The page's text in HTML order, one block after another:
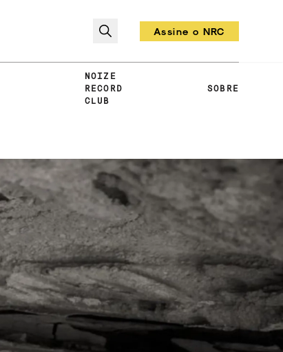
Assine o NRC
NOIZE
RECORD
CLUB
SOBRE